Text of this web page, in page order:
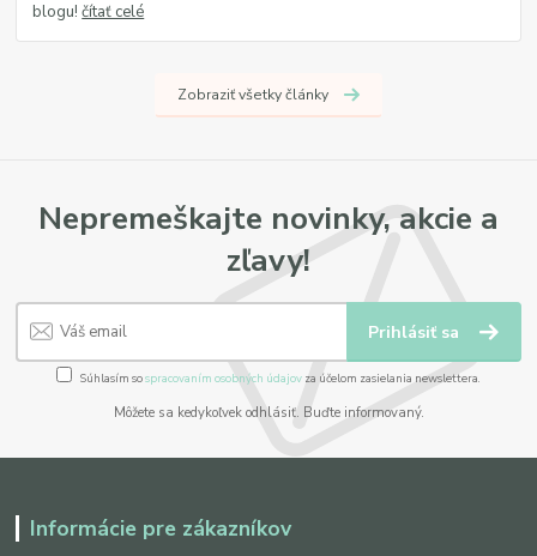
blogu!čítať celé
Zobraziť všetky články
Nepremeškajte novinky, akcie a
zľavy!
Prihlásiť sa
Súhlasím sospracovaním osobných údajov za účelom zasielania newslettera.
Môžete sa kedykoľvek odhlásiť. Buďte informovaný.
Informácie pre zákazníkov